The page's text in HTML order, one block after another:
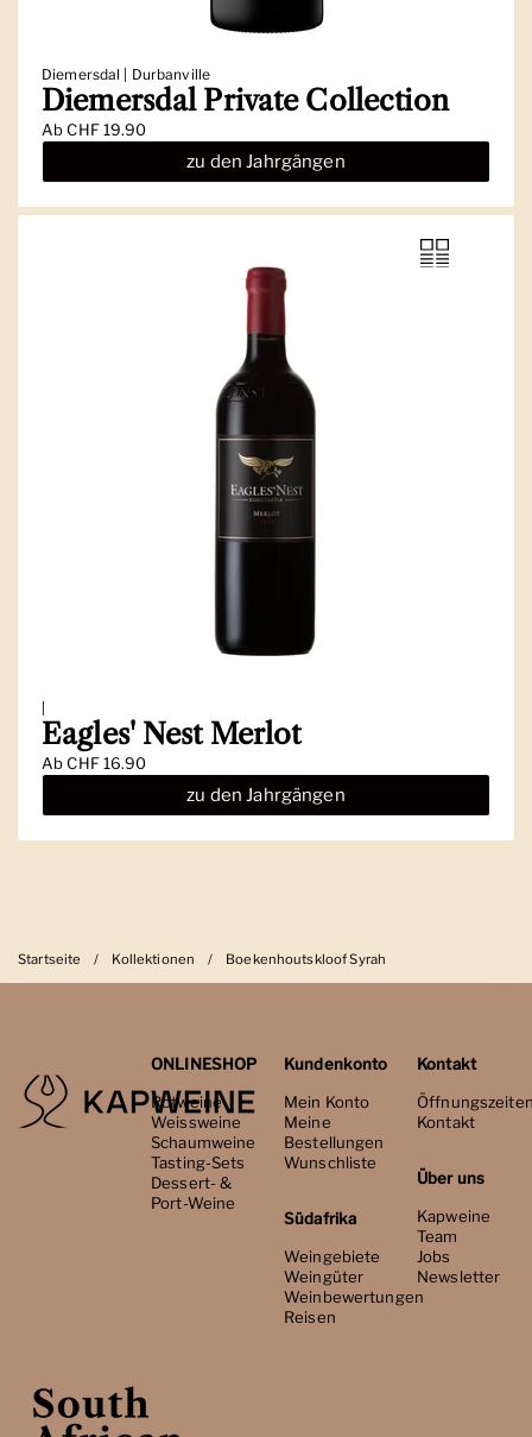
Diemersdal | Durbanville
Diemersdal Private Collection
AbCHF 19.90
zu den Jahrgängen
|
Eagles' Nest Merlot
AbCHF 16.90
zu den Jahrgängen
Startseite / Kollektionen / Boekenhoutskloof Syrah
ONLINESHOP
Rotweine
Weissweine
Schaumweine
Tasting-Sets
Dessert- &
Port-Weine
Kundenkonto
Mein Konto
Meine
Bestellungen
Wunschliste
Südafrika
Weingebiete
Weingüter
Weinbewertungen
Reisen
Kontakt
Kontakt
Über uns
Kapweine
Team
Jobs
Newsletter